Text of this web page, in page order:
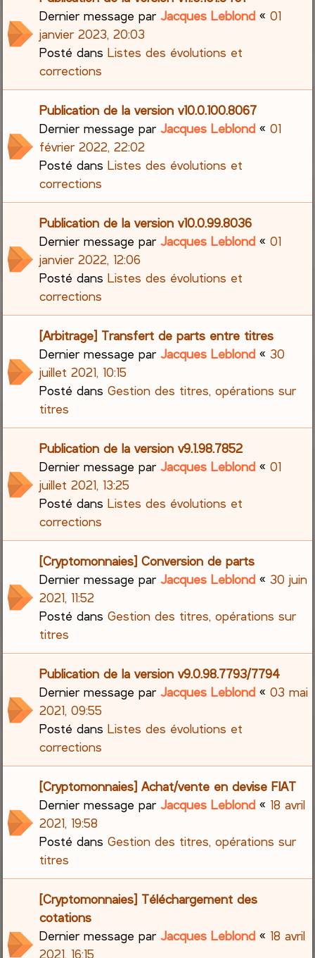
Dernier message parJacques Leblond «01
janvier 2023, 20:03
Posté dansListes des évolutions et
corrections
Publication de la version v10.0.100.8067
Dernier message parJacques Leblond «01
février 2022, 22:02
Posté dansListes des évolutions et
corrections
Publication de la version v10.0.99.8036
Dernier message parJacques Leblond «01
janvier 2022, 12:06
Posté dansListes des évolutions et
corrections
[Arbitrage] Transfert de parts entre titres
Dernier message parJacques Leblond «30
juillet 2021, 10:15
Posté dansGestion des titres, opérations sur
titres
Publication de la version v9.1.98.7852
Dernier message parJacques Leblond «01
juillet 2021, 13:25
Posté dansListes des évolutions et
corrections
[Cryptomonnaies] Conversion de parts
Dernier message parJacques Leblond «30 juin
2021, 11:52
Posté dansGestion des titres, opérations sur
titres
Publication de la version v9.0.98.7793/7794
Dernier message parJacques Leblond «03 mai
2021, 09:55
Posté dansListes des évolutions et
corrections
[Cryptomonnaies] Achat/vente en devise FIAT
Dernier message parJacques Leblond « 18 avril
2021, 19:58
Posté dansGestion des titres, opérations sur
titres
[Cryptomonnaies] Téléchargement des
cotations
Dernier message parJacques Leblond « 18 avril
2021, 16:15